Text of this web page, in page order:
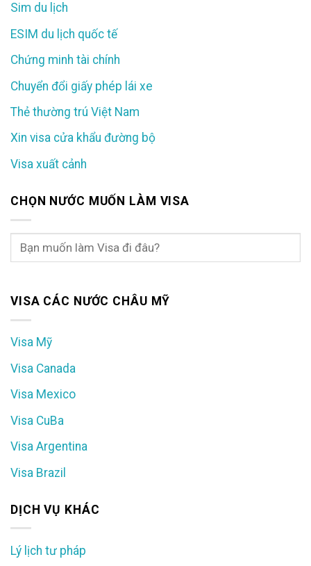
Sim du lịch
ESIM du lịch quốc tế
Chứng minh tài chính
Chuyển đổi giấy phép lái xe
Thẻ thường trú Việt Nam
Xin visa cửa khẩu đường bộ
Visa xuất cảnh
CHỌN NƯỚC MUỐN LÀM VISA
VISA CÁC NƯỚC CHÂU MỸ
Visa Mỹ
Visa Canada
Visa Mexico
Visa CuBa
Visa Argentina
Visa Brazil
DỊCH VỤ KHÁC
Lý lịch tư pháp